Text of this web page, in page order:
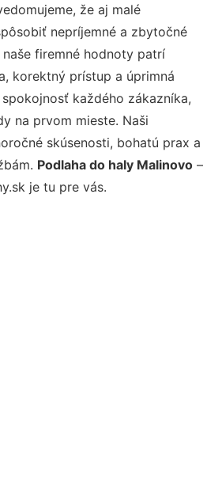
že aj malé
nepríjemné a zbytočné
firemné hodnoty patrí
korektný prístup a úprimná
každého zákazníka,
na prvom mieste. Naši
skúsenosti, bohatú prax a
Podlaha do haly Malinovo –
je tu pre vás.